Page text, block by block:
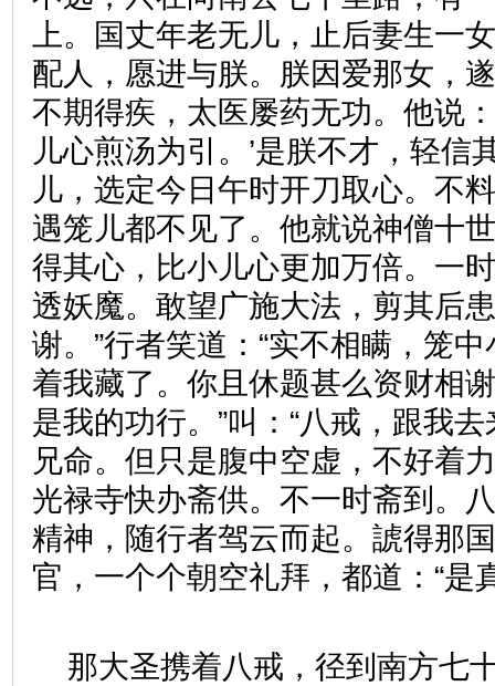
上。国丈年老无儿，止后妻生一
配人，愿进与朕。朕因爱那女，
不期得疾，太医屡药无功。他说
儿心煎汤为引。’是朕不才，轻信
儿，选定今日午时开刀取心。不
遇笼儿都不见了。他就说神僧十
得其心，比小儿心更加万倍。一
透妖魔。敢望广施大法，剪其后
谢。”行者笑道：“实不相瞒，笼
着我藏了。你且休题甚么资财相
是我的功行。”叫：“八戒，跟我去
兄命。但只是腹中空虚，不好着
光禄寺快办斋供。不一时斋到。
精神，随行者驾云而起。諕得那
官，一个个朝空礼拜，都道：“是
那大圣携着八戒，径到南方七